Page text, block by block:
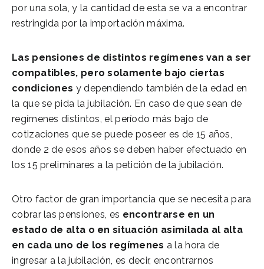
por una sola, y la cantidad de esta se va a encontrar
restringida por la importación máxima.
Las pensiones de distintos regímenes van a ser
compatibles, pero solamente bajo ciertas
condiciones y dependiendo también de la edad en
la que se pida la jubilación. En caso de que sean de
regímenes distintos, el período más bajo de
cotizaciones que se puede poseer es de 15 años,
donde 2 de esos años se deben haber efectuado en
los 15 preliminares a la petición de la jubilación.
Otro factor de gran importancia que se necesita para
cobrar las pensiones, es encontrarse en un
estado de alta o en situación asimilada al alta
en cada uno de los regímenes a la hora de
ingresar a la jubilación, es decir, encontrarnos